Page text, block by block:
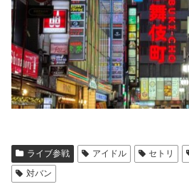
ライブ参戦 アイドル セトリ
対バン